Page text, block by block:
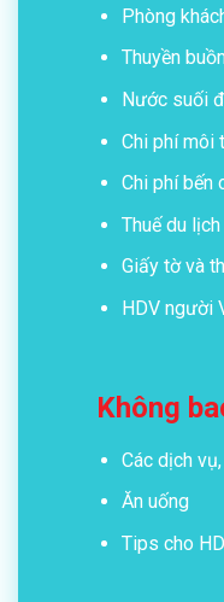
Phòng
Thuyền
Nước suối
Chi phí môi
Chi phí bến
Thuế du
Giấy tờ và
HDV người
Không
Các dịch
Ăn uống
Tips cho